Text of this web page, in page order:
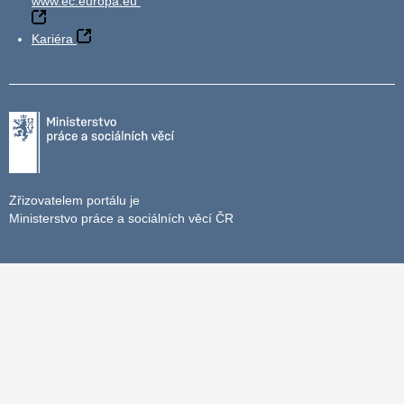
Kariéra
Zřizovatelem portálu je
Ministerstvo práce a sociálních věcí ČR